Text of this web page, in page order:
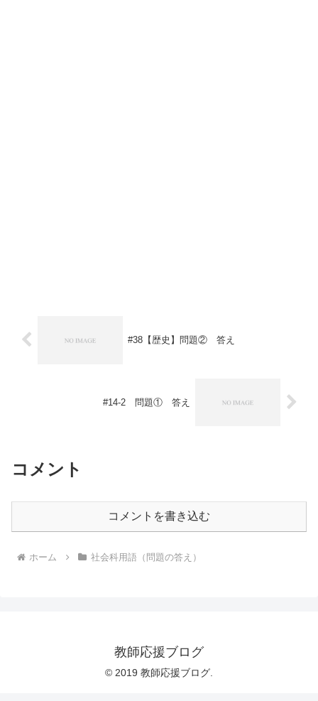
#38【歴史】問題② 答え
#14-2 問題① 答え
コメント
コメントを書き込む
ホーム 社会科用語（問題の答え）
教師応援ブログ
© 2019 教師応援ブログ.